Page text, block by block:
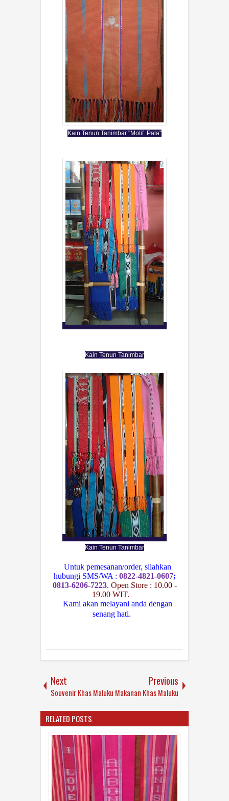
Kain Tenun Tanimbar "Motif Pala"
Kain Tenun Tanimbar
Kain Tenun Tanimbar
Untuk pemesanan/order, silahkan
hubungi SMS/WA : 0822-4821-0607;
0813-6206-7223. Open Store : 10.00 -
19.00 WIT.
Kami akan melayani anda dengan
senang hati.
Next
Souvenir Khas Maluku
Previous
Makanan Khas Maluku
RELATED POSTS